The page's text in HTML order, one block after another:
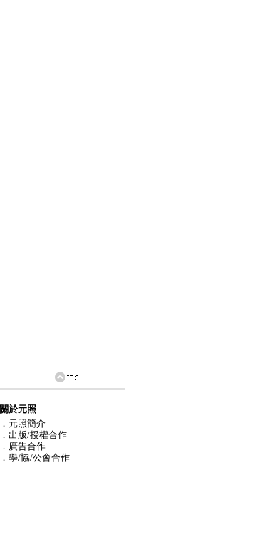
關於元照
．元照簡介
．出版/授權合作
．廣告合作
．學/協/公會合作